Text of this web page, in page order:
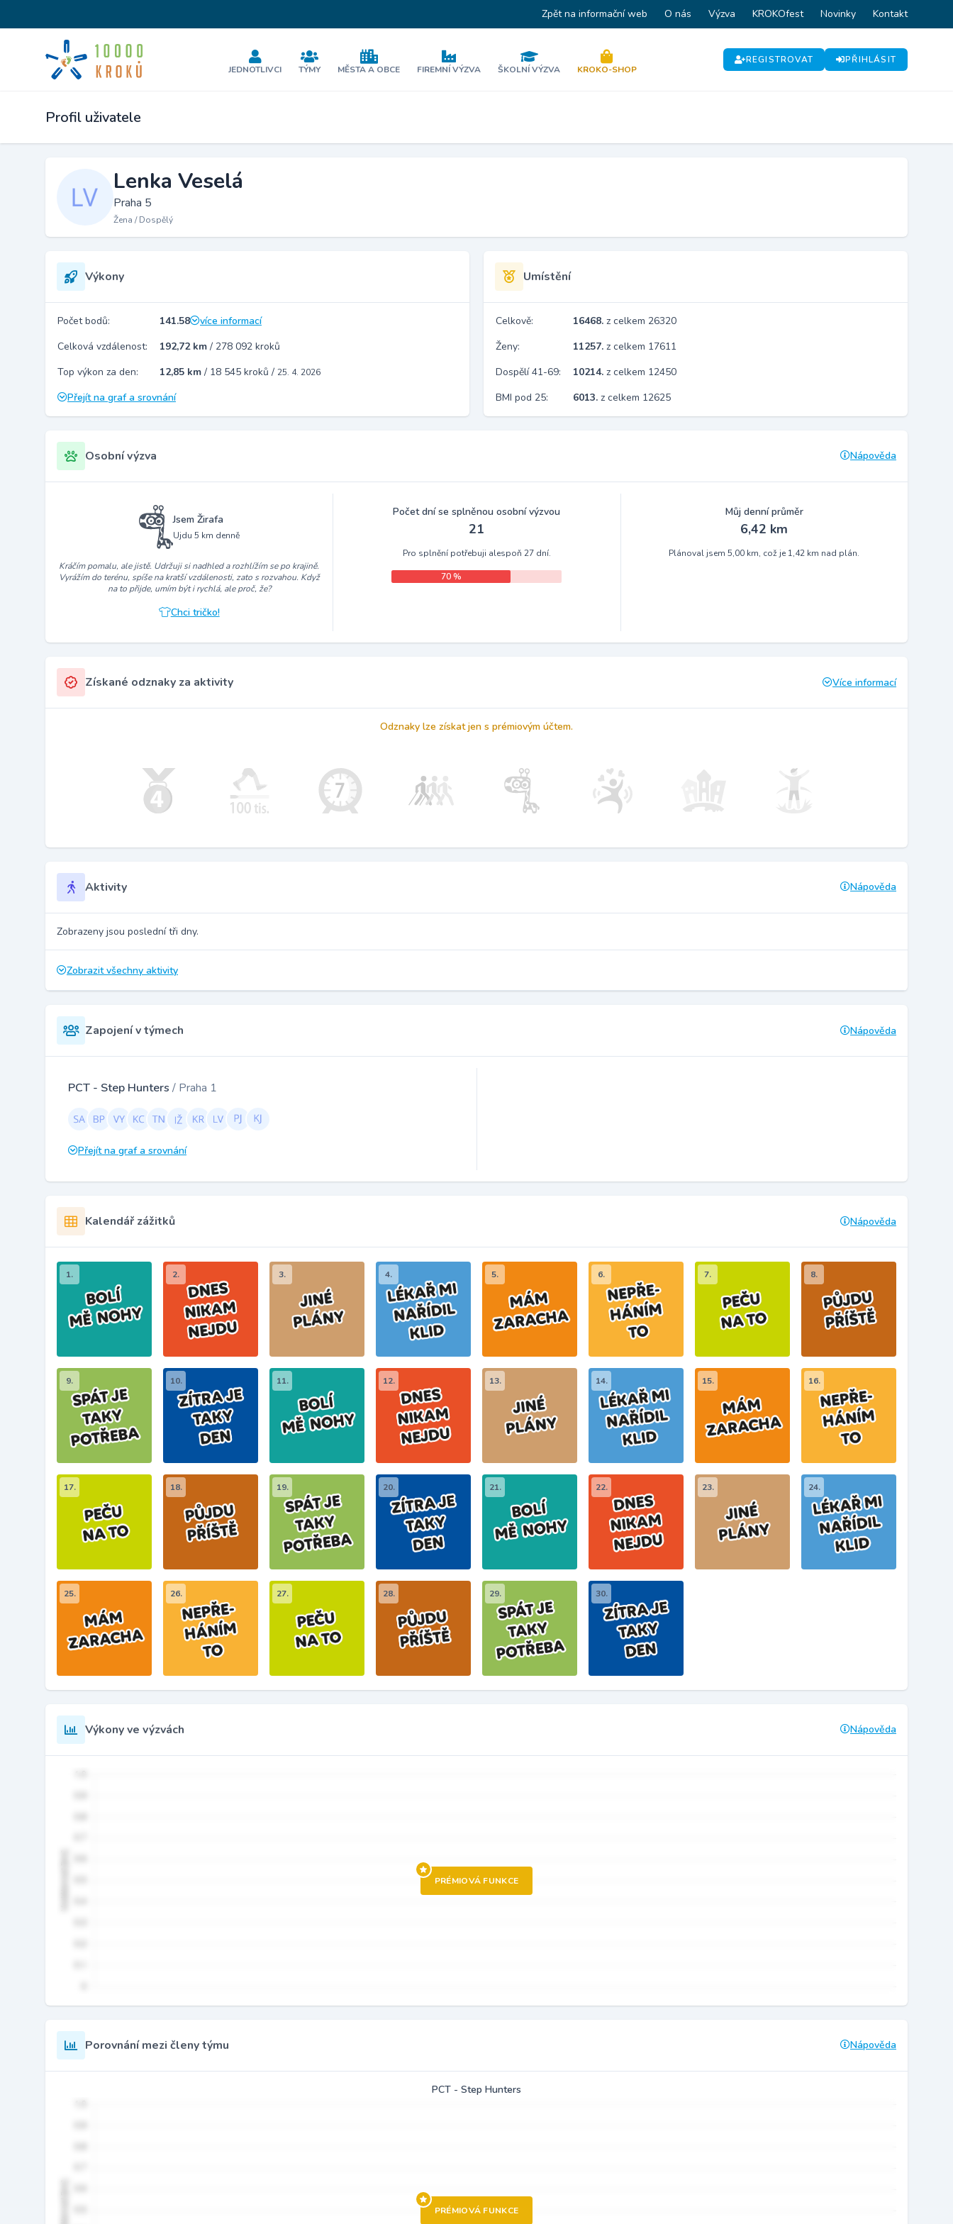
Zpět na informační web O nás Výzva KROKOfest Novinky Kontakt
JEDNOTLIVCI TÝMY MĚSTA A OBCE FIREMNÍ VÝZVA ŠKOLNÍ VÝZVA KROKO-SHOP
REGISTROVAT PŘIHLÁSIT
Profil uživatele
Lenka Veselá
Praha 5
Žena / Dospělý
Výkony
Počet bodů: 141.58
více informací
Celková vzdálenost:
192,72 km / 278 092 kroků
Top výkon za den:
12,85 km / 18 545 kroků / 25. 4. 2026
Přejít na graf a srovnání
Umístění
Celkově: 16468. z celkem 26320
Ženy:
11257. z celkem 17611
Dospělí 41-69:
10214. z celkem 12450
BMI pod 25:
6013. z celkem 12625
Osobní výzva Nápověda
Jsem Žirafa
Ujdu 5 km denně
Kráčím pomalu, ale jistě. Udržuji si nadhled a rozhlížím se po krajině.
Vyrážím do terénu, spíše na kratší vzdálenosti, zato s rozvahou. Když
na to přijde, umím být i rychlá, ale proč, že?
Chci tričko!
Počet dní se splněnou osobní výzvou
21
Pro splnění potřebuji alespoň 27 dní.
70 %
Můj denní průměr
6,42 km
Plánoval jsem 5,00 km, což je 1,42 km nad plán.
Získané odznaky za aktivity Více informací
Odznaky lze získat jen s prémiovým účtem.
Aktivity Nápověda
Zobrazeny jsou poslední tři dny.
Zobrazit všechny aktivity
Zapojení v týmech Nápověda
PCT - Step Hunters / Praha 1
Přejít na graf a srovnání
Kalendář zážitků Nápověda
1. 2. 3. 4. 5. 6. 7. 8.
9. 10. 11. 12. 13. 14. 15. 16.
17. 18. 19. 20. 21. 22. 23. 24.
25. 26. 27. 28. 29. 30.
Výkony ve výzvách Nápověda
PRÉMIOVÁ FUNKCE
Porovnání mezi členy týmu Nápověda
PCT - Step Hunters
PRÉMIOVÁ FUNKCE